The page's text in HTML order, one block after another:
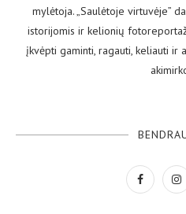
mylėtoja. „Saulėtoje virtuvėje”
istorijomis ir kelionių
įkvėpti gaminti, ragauti, keliauti ir